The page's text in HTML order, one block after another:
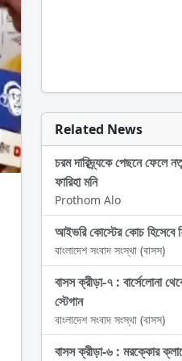
Related News
চরম দারিদ্র্যকে পেছনে ফেলে
ফারিহা মনি
Prothom Alo
আইভরি কোস্টের কোচ হিসেবে
বাংলাদেশ সংবাদ সংস্থা (বাসস)
বাসস ক্রীড়া-৭ : বার্সেলোনা
স্টেগান
বাংলাদেশ সংবাদ সংস্থা (বাসস)
বাসস ক্রীড়া-৬ : মরক্কোর